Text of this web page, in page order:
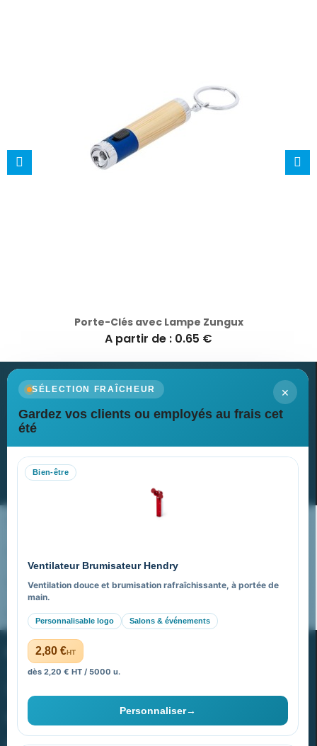
Porte-Clés avec Lampe Zungux
A partir de : 0.65 €
×
SÉLECTION FRAÎCHEUR
Gardez vos clients ou employés au frais cet
été
Bien-être
Ventilateur Brumisateur Hendry
Ventilation douce et brumisation rafraîchissante, à portée de
main.
Personnalisable logo Salons & événements
2,80 €HT
dès 2,20 € HT / 5000 u.
Personnaliser→
Newsletter
Recevez nos dernières nouvelles et nos offres spéciales
Nos expertises & accompagnement global
FAQ sur Promenoch Goodies Pub France
Pourquoi ça a marché à 100% pour moi ?
PROMENOCH GOODIES
40 rue Madeleine Michelis